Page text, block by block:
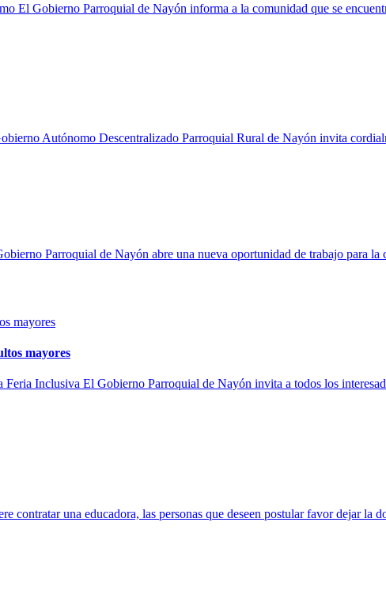
El Gobierno Parroquial de Nayón informa a la comunidad que se
Autónomo Descentralizado Parroquial Rural de Nayón invita
Parroquial de Nayón abre una nueva oportunidad de trabajo para
mayores
Inclusiva El Gobierno Parroquial de Nayón invita a todos los
una educadora, las personas que deseen postular favor dejar la